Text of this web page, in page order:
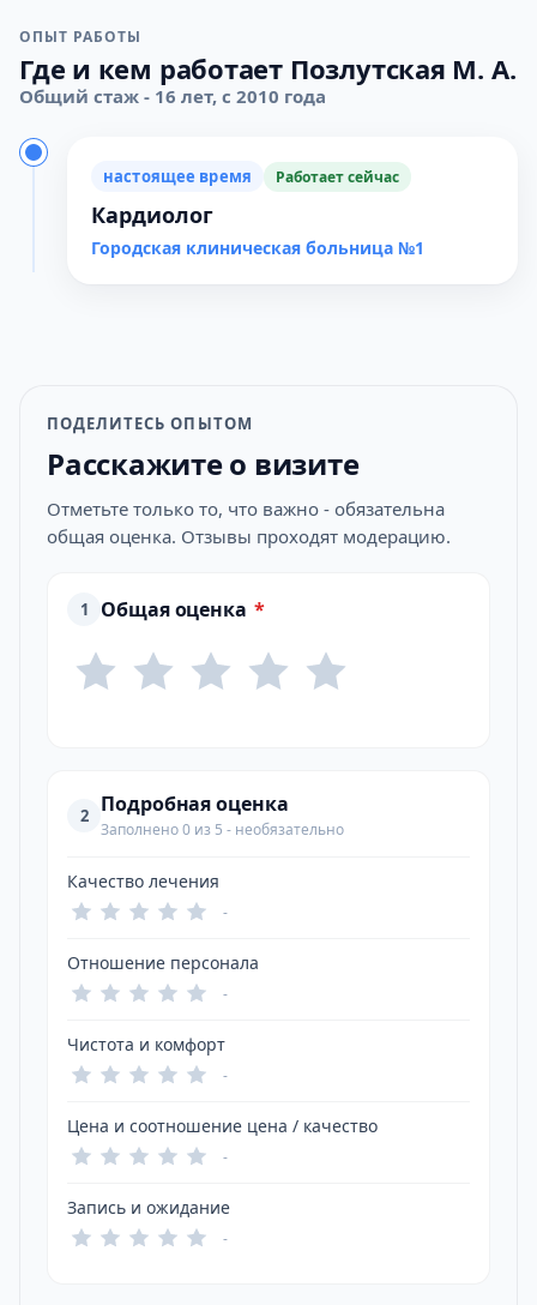
ОПЫТ РАБОТЫ
Где и кем работает Позлутская М. А.
Общий стаж - 16 лет, с 2010 года
настоящее время Работает сейчас
Кардиолог
Городская клиническая больница №1
ПОДЕЛИТЕСЬ ОПЫТОМ
Расскажите о визите
Отметьте только то, что важно - обязательна
общая оценка. Отзывы проходят модерацию.
1 Общая оценка *
2 Подробная оценка
Заполнено 0 из 5 - необязательно
Качество лечения
-
Отношение персонала
-
Чистота и комфорт
-
Цена и соотношение цена / качество
-
Запись и ожидание
-